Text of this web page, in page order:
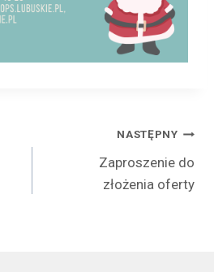
NASTĘPNY
Zaproszenie do
złożenia oferty